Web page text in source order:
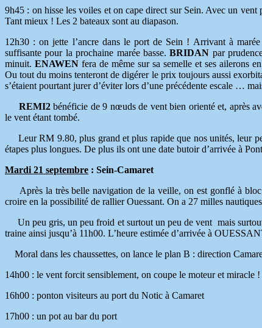
9h45 : on hisse les voiles et on cape direct sur Sein. Avec un
Tant mieux ! Les 2 bateaux sont au diapason.
12h30 : on jette l’ancre dans le port de Sein ! Arrivant à
suffisante pour la prochaine marée basse.BRIDAN par
minuit. ENAWENfera de même sur sa semelle et ses ailerons
Ou tout du moins tenteront de digérer le prix toujours aussi
s’étaient pourtant jurer d’éviter lors d’une précédente escale …
REMI2bénéficie de 9 nœuds de vent bien orienté et, après
le vent étant tombé.
Leur RM 9.80, plus grand et plus rapide que nos unités, leur
étapes plus longues. De plus ils ont une date butoir d’arrivée à
Mardi 21 septembre : Sein-Camaret
Après la très belle navigation de la veille, on est gonflé à bloc
croire en la possibilité de rallier Ouessant. On a 27 milles
Un peu gris, un peu froid et surtout un peu de vent mais
traine ainsi jusqu’à 11h00. L’heure estimée d’arrivée à
Moral dans les chaussettes, on lance le plan B : direction
14h00 : le vent forcit sensiblement, on coupe le moteur et
16h00 : ponton visiteurs au port du Notic à Camaret
17h00 : un pot au bar du port